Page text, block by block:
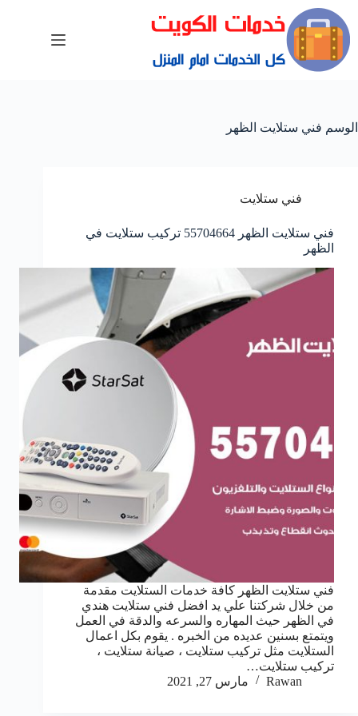
الوسم فني ستلايت الظهر
فني ستلايت
فني ستلايت الظهر 55704664 تركيب ستلايت في
الظهر
فني ستلايت الظهر كافة خدمات الستلايت مقدمة
من خلال شركتنا علي يد افضل فني ستلايت هندي
في الظهر حيث المهاره والسرعه والدقة في العمل
ويتمتع بسنين عديده من الخبره . يقوم بكل اعمال
الستلايت مثل تركيب ستلايت ، صيانة ستلايت ،
تركيب ستلايت…
Rawan
مارس 27, 2021